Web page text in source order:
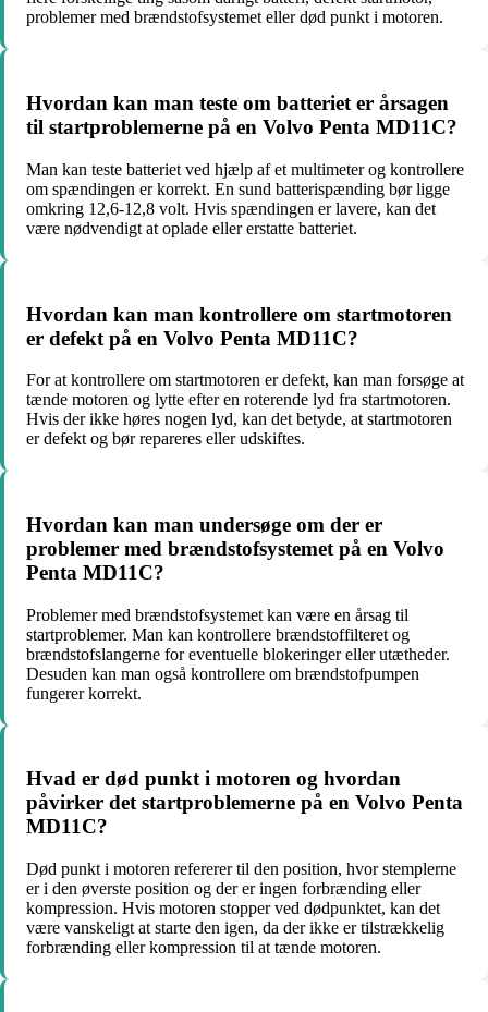
problemer med brændstofsystemet eller død punkt i motoren.
Hvordan kan man teste om batteriet er årsagen
til startproblemerne på en Volvo Penta MD11C?
Man kan teste batteriet ved hjælp af et multimeter og kontrollere
om spændingen er korrekt. En sund batterispænding bør ligge
omkring 12,6-12,8 volt. Hvis spændingen er lavere, kan det
være nødvendigt at oplade eller erstatte batteriet.
Hvordan kan man kontrollere om startmotoren
er defekt på en Volvo Penta MD11C?
For at kontrollere om startmotoren er defekt, kan man forsøge at
tænde motoren og lytte efter en roterende lyd fra startmotoren.
Hvis der ikke høres nogen lyd, kan det betyde, at startmotoren
er defekt og bør repareres eller udskiftes.
Hvordan kan man undersøge om der er
problemer med brændstofsystemet på en Volvo
Penta MD11C?
Problemer med brændstofsystemet kan være en årsag til
startproblemer. Man kan kontrollere brændstoffilteret og
brændstofslangerne for eventuelle blokeringer eller utætheder.
Desuden kan man også kontrollere om brændstofpumpen
fungerer korrekt.
Hvad er død punkt i motoren og hvordan
påvirker det startproblemerne på en Volvo Penta
MD11C?
Død punkt i motoren refererer til den position, hvor stemplerne
er i den øverste position og der er ingen forbrænding eller
kompression. Hvis motoren stopper ved dødpunktet, kan det
være vanskeligt at starte den igen, da der ikke er tilstrækkelig
forbrænding eller kompression til at tænde motoren.